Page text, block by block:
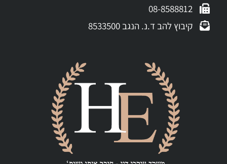
08-8588812
קיבוץ להב ד.נ. הנגב 8533500